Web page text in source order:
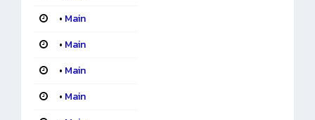
• Main
• Main
• Main
• Main